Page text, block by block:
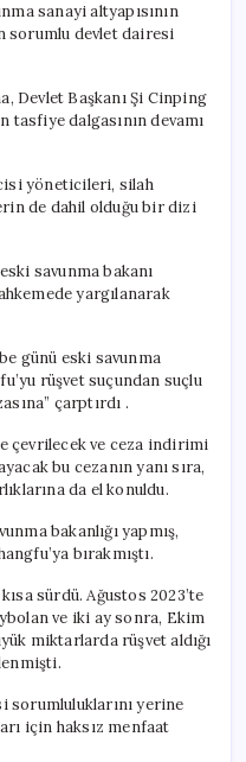
sanayi altyapısının
sorumlu devlet dairesi
Devlet Başkanı Şi Cinping
tasfiye dalgasının devamı
yöneticileri, silah
de dahil olduğu bir dizi
savunma bakanı
yargılanarak
günü eski savunma
rüşvet suçundan suçlu
çarptırdı .
çevrilecek ve ceza indirimi
bu cezanın yanı sıra,
da el konuldu.
bakanlığı yapmış,
bırakmıştı.
sürdü. Ağustos 2023’te
ve iki ay sonra, Ekim
miktarlarda rüşvet aldığı
sorumluluklarını yerine
için haksız menfaat